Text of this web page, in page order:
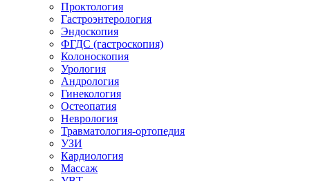
Проктология
Гастроэнтерология
Эндоскопия
ФГДС (гастроскопия)
Колоноскопия
Урология
Андрология
Гинекология
Остеопатия
Неврология
Травматология-ортопедия
УЗИ
Кардиология
Массаж